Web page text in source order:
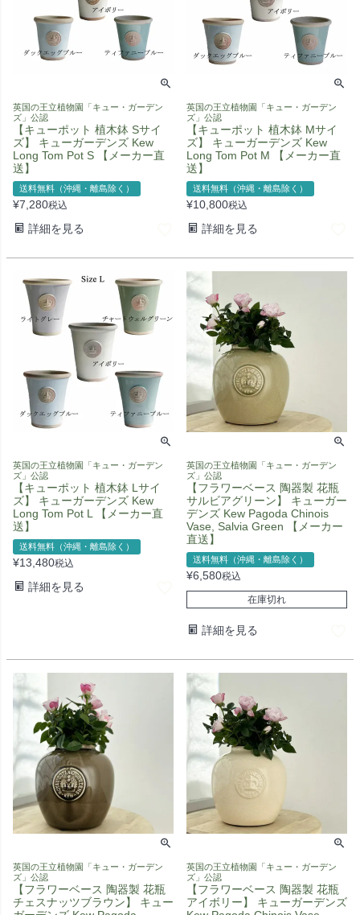
英国の王立植物園「キュー・ガーデン
ズ」公認
【キューポット 植木鉢 Sサイ
ズ】 キューガーデンズ Kew
Long Tom Pot S 【メーカー直
送】
送料無料（沖縄・離島除く）
¥7,280税込
詳細を見る
英国の王立植物園「キュー・ガーデン
ズ」公認
【キューポット 植木鉢 Mサイ
ズ】 キューガーデンズ Kew
Long Tom Pot M 【メーカー直
送】
送料無料（沖縄・離島除く）
¥10,800税込
詳細を見る
英国の王立植物園「キュー・ガーデン
ズ」公認
【キューポット 植木鉢 Lサイ
ズ】 キューガーデンズ Kew
Long Tom Pot L 【メーカー直
送】
送料無料（沖縄・離島除く）
¥13,480税込
詳細を見る
英国の王立植物園「キュー・ガーデン
ズ」公認
【フラワーベース 陶器製 花瓶
サルビアグリーン】 キューガー
デンズ Kew Pagoda Chinois
Vase, Salvia Green 【メーカー
直送】
送料無料（沖縄・離島除く）
¥6,580税込
在庫切れ
詳細を見る
英国の王立植物園「キュー・ガーデン
ズ」公認
【フラワーベース 陶器製 花瓶
チェスナッツブラウン】 キュー
英国の王立植物園「キュー・ガーデン
ズ」公認
【フラワーベース 陶器製 花瓶
アイボリー】 キューガーデンズ